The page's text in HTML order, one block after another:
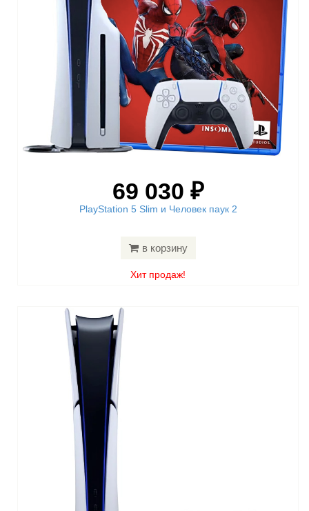
69 030 ₽
PlayStation 5 Slim и Человек паук 2
в корзину
Хит продаж!